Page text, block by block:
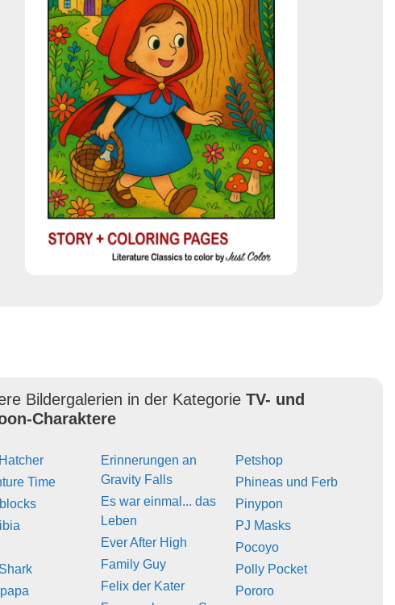
Bildergalerien in der KategorieTV- und
Charaktere
Time
Erinnerungen an
Gravity Falls
Es war einmal... das
Leben
Ever After High
Family Guy
Felix der Kater
Petshop
Phineas und Ferb
Pinypon
PJ Masks
Pocoyo
Polly Pocket
Pororo